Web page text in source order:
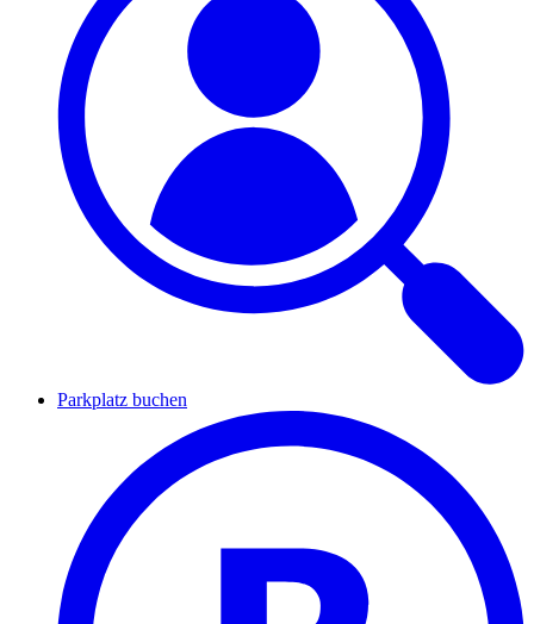
Parkplatz buchen